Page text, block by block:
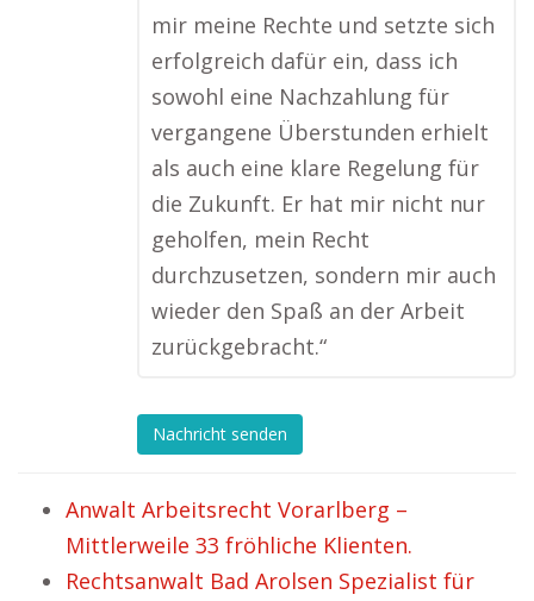
mir meine Rechte und setzte sich
erfolgreich dafür ein, dass ich
sowohl eine Nachzahlung für
vergangene Überstunden erhielt
als auch eine klare Regelung für
die Zukunft. Er hat mir nicht nur
geholfen, mein Recht
durchzusetzen, sondern mir auch
wieder den Spaß an der Arbeit
zurückgebracht.“
Nachricht senden
Anwalt Arbeitsrecht Vorarlberg –
Mittlerweile 33 fröhliche Klienten.
Rechtsanwalt Bad Arolsen Spezialist für